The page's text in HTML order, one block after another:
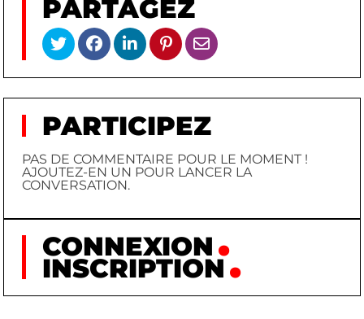
PARTAGEZ
PARTICIPEZ
PAS DE COMMENTAIRE POUR LE MOMENT !
AJOUTEZ-EN UN POUR LANCER LA
CONVERSATION.
CONNEXION
INSCRIPTION